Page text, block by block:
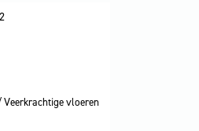
Veerkrachtige vloeren